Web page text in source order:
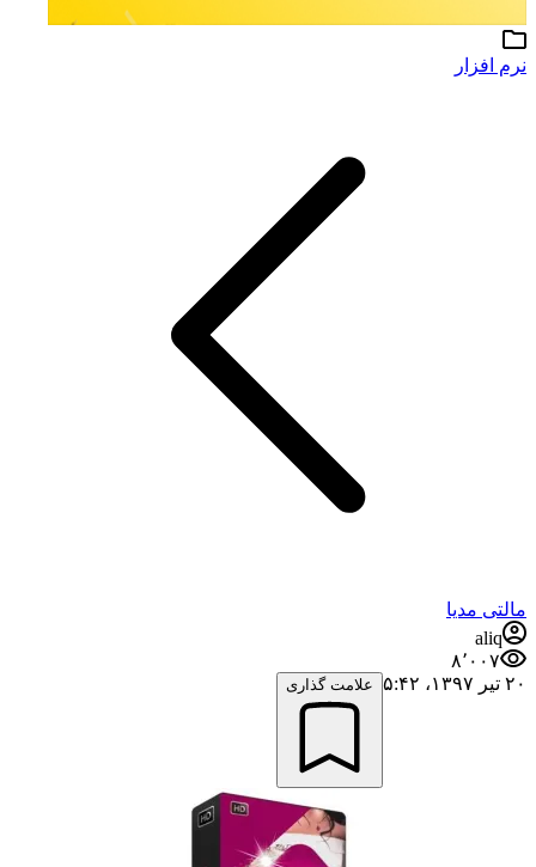
نرم افزار
مالتی مدیا
aliq
۸٬۰۰۷
۲۰ تیر ۱۳۹۷،‏ ۵:۴۲
علامت گذاری